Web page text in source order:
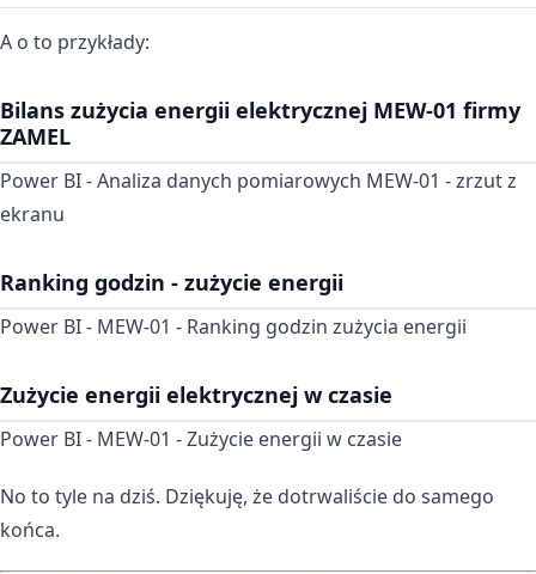
A o to przykłady:
Bilans zużycia energii elektrycznej MEW-01 firmy
ZAMEL
Power BI - Analiza danych pomiarowych MEW-01 - zrzut z
ekranu
Ranking godzin - zużycie energii
Power BI - MEW-01 - Ranking godzin zużycia energii
Zużycie energii elektrycznej w czasie
Power BI - MEW-01 - Zużycie energii w czasie
No to tyle na dziś. Dziękuję, że dotrwaliście do samego
końca.